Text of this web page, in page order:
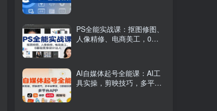
PS全能实战课：抠图修图、
人像精修、电商美工，0基
AI自媒体起号全能课：AI工
具实操，剪映技巧，多平台